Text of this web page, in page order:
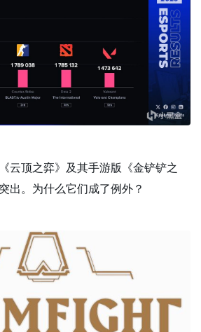
云顶之弈》及其手游版《金铲铲之
出。为什么它们成了例外？